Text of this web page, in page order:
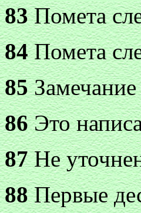
83Помета
84Помета
85Замечание
86Это
87Не
88Первые